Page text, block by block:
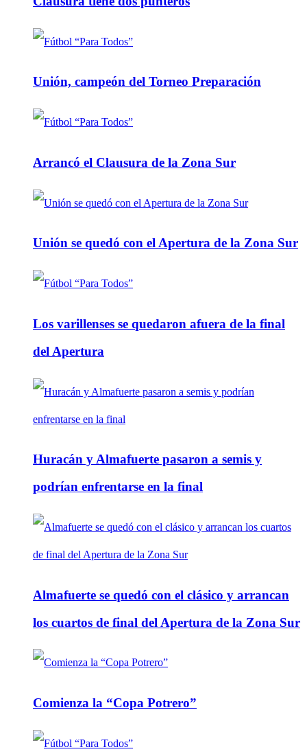
Unión, campeón del Torneo Preparación
Arrancó el Clausura de la Zona Sur
Unión se quedó con el Apertura de la Zona Sur
Los varillenses se quedaron afuera de la final
del Apertura
Huracán y Almafuerte pasaron a semis y
podrían enfrentarse en la final
Almafuerte se quedó con el clásico y arrancan
los cuartos de final del Apertura de la Zona Sur
Comienza la “Copa Potrero”